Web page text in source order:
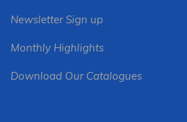
Newsletter Sign up
Monthly Highlights
Download Our Catalogues